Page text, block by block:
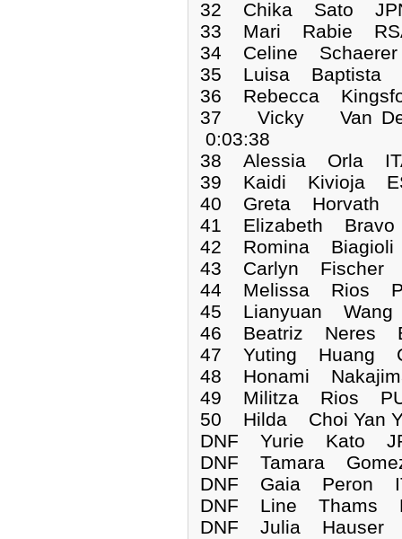
32 Chika Sato
33 Mari Rabie
34 Celine
35 Luisa Baptista
36 Rebecca
37 Vicky Van
0:03:38
38 Alessia Orla
39 Kaidi Kivioja
40 Greta Horvath
41 Elizabeth
42 Romina
43 Carlyn Fischer
44 Melissa Rios
45 Lianyuan
46 Beatriz Neres
47 Yuting Huang
48 Honami
49 Militza Rios
50 Hilda Choi Yan
DNF Yurie
DNF Tamara
DNF Gaia
DNF Line
DNF Julia